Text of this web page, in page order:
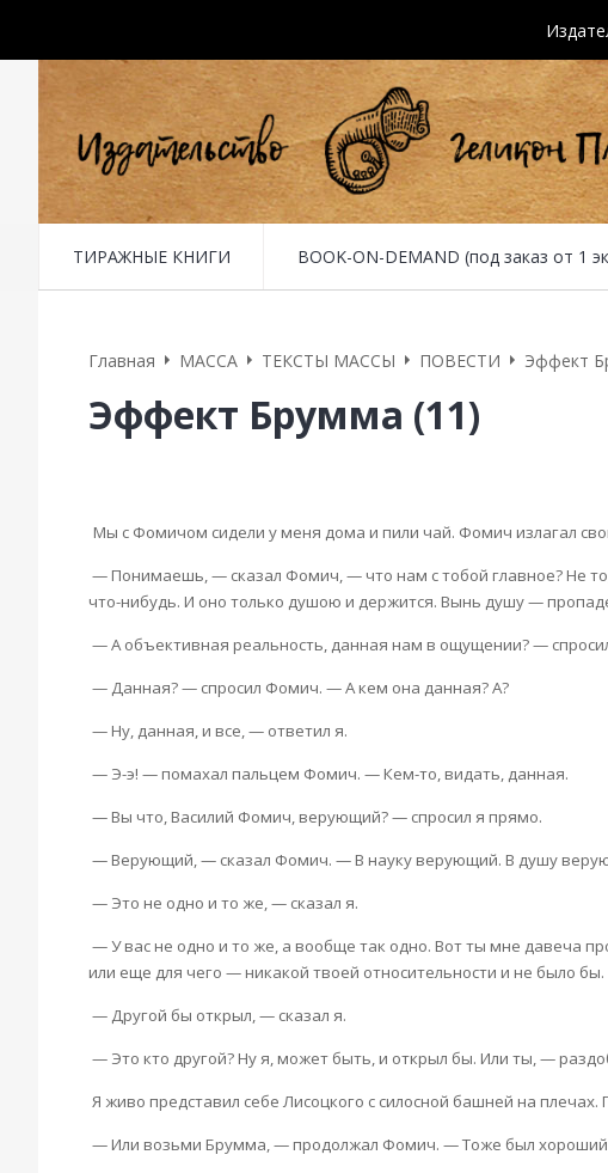
ТИРАЖНЫЕ КНИГИ BOOK-ON-DEMAND (под заказ от 1
Главная MACCA ТЕКСТЫ МАССЫ ПОВЕСТИ Эффект
Эффект Брумма (11)
Мы с Фомичом сидели у меня дома и пили чай. Фомич излагал
— Понимаешь, — сказал Фомич, — что нам с тобой главное? Не
что-нибудь. И оно только душою и держится. Вынь душу —
— А объективная реальность, данная нам в ощущении? —
— Данная? — спросил Фомич. — А кем она данная? А?
— Ну, данная, и все, — ответил я.
— Э-э! — помахал пальцем Фомич. — Кем-то, видать, данная.
— Вы что, Василий Фомич, верующий? — спросил я ­прямо.
— Верующий, — сказал Фомич. — В науку верующий. В душу
— Это не одно и то же, — сказал я.
— У вас не одно и то же, а вообще так одно. Вот ты мне давеча
или еще для чего — никакой твоей относительности и не было бы.
— Другой бы открыл, — сказал я.
— Это кто другой? Ну я, может быть, и открыл бы. Или ты, —
Я живо представил себе Лисоцкого с силосной башней на
— Или возьми Брумма, — продолжал Фомич. — Тоже был хороший